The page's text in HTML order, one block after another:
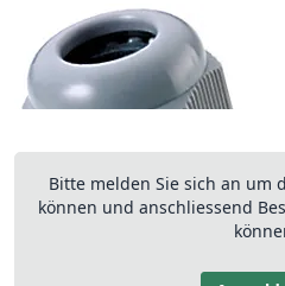
Bitte melden Sie sich an um
können und anschliessend